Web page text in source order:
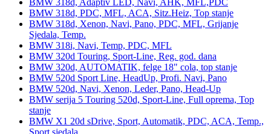
BMW 318d, PDC, MFL, ACA, Sitz.Heiz, Top stanje
BMW 318d, Xenon, Navi, Pano, PDC, MFL, Grijanje
Sjedala, Temp.
BMW 318i, Navi, Temp, PDC, MFL
BMW 320d Touring, Sport-Line, Reg. god. dana
BMW 320d, AUTOMATIK, felge 18" cola, top stanje
BMW 520d Sport Line, HeadUp, Profi. Navi, Pano
BMW 520d, Navi, Xenon, Leder, Pano, Head-Up
BMW serija 5 Touring 520d, Sport-Line, Full oprema, Top
stanje
BMW X1 20d sDrive, Sport, Automatik, PDC, ACA, Temp.,
Sport sjedala